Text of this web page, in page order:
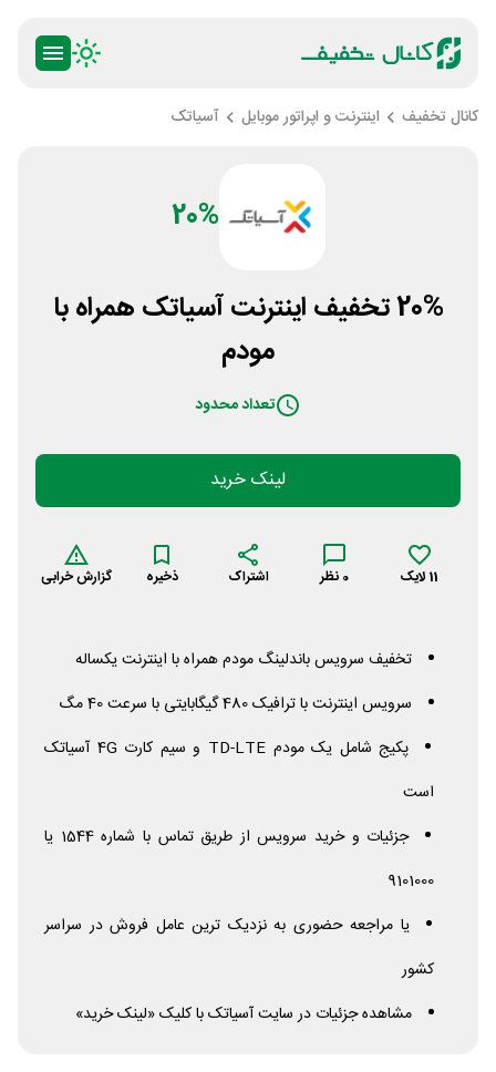
کانال تخفیف اینترنت و اپراتور موبایل آسیاتک
20%
20% تخفیف اینترنت آسیاتک همراه با
مودم
تعداد محدود
لینک خرید
11لایک 0 نظر اشتراک ذخیره گزارش خرابی
تخفیف سرویس باندلینگ مودم همراه با اینترنت یکساله
سرویس اینترنت با ترافیک 480 گیگابایتی با سرعت 40 مگ
پکیج شامل یک مودم TD-LTE و سیم کارت
4G آسیاتک
است
جزئیات و خرید سرویس از طریق تماس با شماره 1544 یا
9101000
یا مراجعه حضوری به نزدیک ترین عامل فروش در سراسر
کشور
مشاهده جزئیات در سایت آسیاتک با کلیک «لینک خرید»